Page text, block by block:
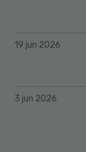
19 jun 2026
3 jun 2026